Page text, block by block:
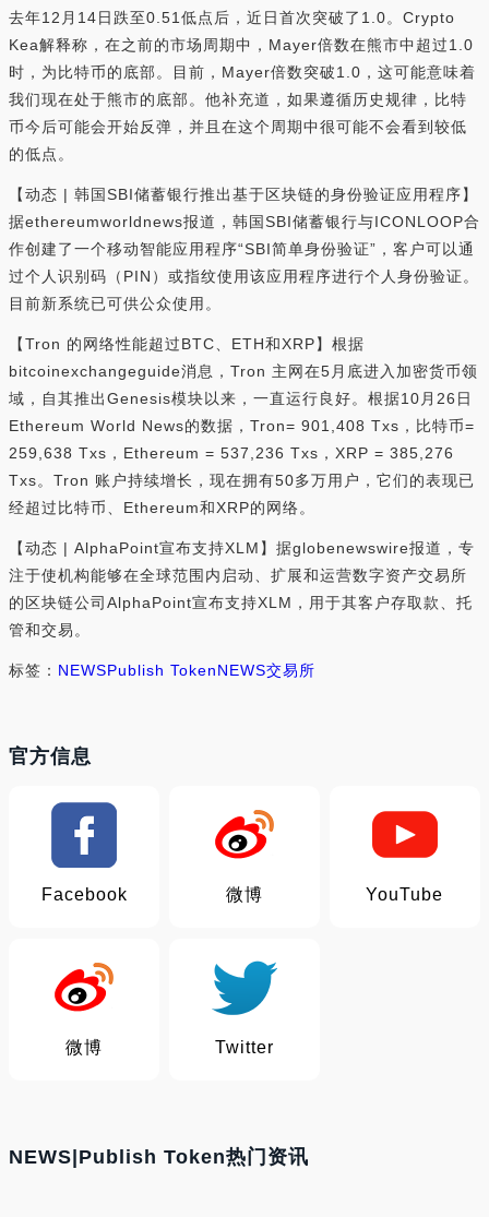
去年12月14日跌至0.51低点后，近日首次突破了1.0。Crypto
Kea解释称，在之前的市场周期中，Mayer倍数在熊市中超过1.0
时，为比特币的底部。目前，Mayer倍数突破1.0，这可能意味着
我们现在处于熊市的底部。他补充道，如果遵循历史规律，比特
币今后可能会开始反弹，并且在这个周期中很可能不会看到较低
的低点。
【动态 | 韩国SBI储蓄银行推出基于区块链的身份验证应用程序】
据ethereumworldnews报道，韩国SBI储蓄银行与ICONLOOP合
作创建了一个移动智能应用程序“SBI简单身份验证”，客户可以通
过个人识别码（PIN）或指纹使用该应用程序进行个人身份验证。
目前新系统已可供公众使用。
【Tron 的网络性能超过BTC、ETH和XRP】根据
bitcoinexchangeguide消息，Tron 主网在5月底进入加密货币领
域，自其推出Genesis模块以来，一直运行良好。根据10月26日
Ethereum World News的数据，Tron= 901,408 Txs，比特币=
259,638 Txs，Ethereum = 537,236 Txs，XRP = 385,276
Txs。Tron 账户持续增长，现在拥有50多万用户，它们的表现已
经超过比特币、Ethereum和XRP的网络。
【动态 | AlphaPoint宣布支持XLM】据globenewswire报道，专
注于使机构能够在全球范围内启动、扩展和运营数字资产交易所
的区块链公司AlphaPoint宣布支持XLM，用于其客户存取款、托
管和交易。
标签： NEWSPublish TokenNEWS交易所
官方信息
Facebook 微博 YouTube
微博 Twitter
NEWS|Publish Token热门资讯